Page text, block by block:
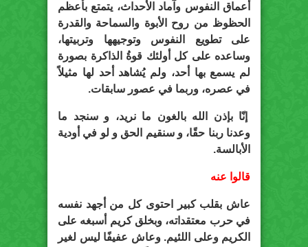
أعماق النفوس وآماد الأحداث، يتمتع بأعظم
الحظوظ من روح الأبوة والسماحة والقدرة
على تطويع النفوس وتوجيهها وتربيتها،
وساعده على كل أولئك قوةُ الذاكرة بصورة
لم يسمع بها أحد، ولم يُشاهد أحد لها مثيلاً
في عصره، وربما في عصور سابقات.
إنّا بإذن الله بالغون ما نريد، و سنجد ما
وعدنا ربنا حقًا، و سنقيم الحق و لو في أودية
الأبالسة.
قالوا عنه
عاش بقلب كبير احتوى كل من أجهد نفسه
في حرب معتقداته، وبخلق كريم أسبغه على
الكريم وعلى اللئيم. وعاش عفيفًا ليس لغير